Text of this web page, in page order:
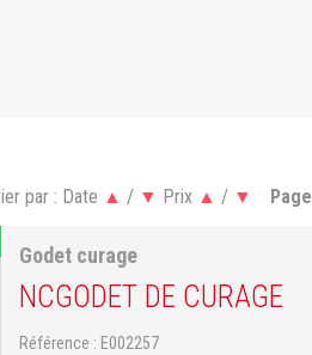
par : Date ▲ / ▼ Prix ▲ / ▼ Page
Godet curage
NCGODET DE CURAGE
Référence
E002257